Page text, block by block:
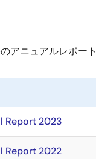
アニュアルレポー
Report 2023
Report 2022